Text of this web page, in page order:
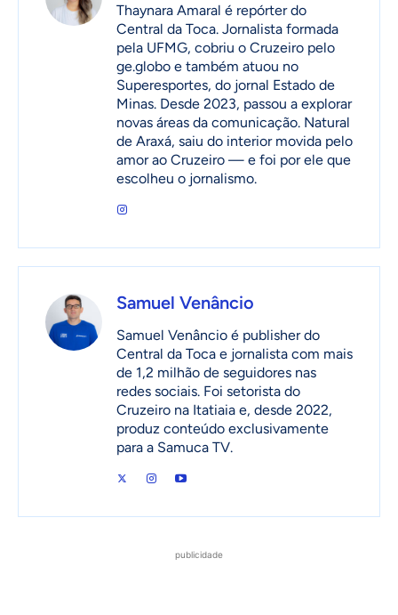
Thaynara Amaral é repórter do
Central da Toca. Jornalista formada
pela UFMG, cobriu o Cruzeiro pelo
ge.globo e também atuou no
Superesportes, do jornal Estado de
Minas. Desde 2023, passou a explorar
novas áreas da comunicação. Natural
de Araxá, saiu do interior movida pelo
amor ao Cruzeiro — e foi por ele que
escolheu o jornalismo.
Samuel Venâncio
Samuel Venâncio é publisher do
Central da Toca e jornalista com mais
de 1,2 milhão de seguidores nas
redes sociais. Foi setorista do
Cruzeiro na Itatiaia e, desde 2022,
produz conteúdo exclusivamente
para a Samuca TV.
publicidade